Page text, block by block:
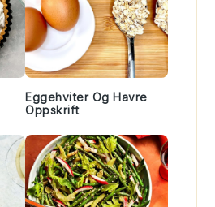
Eggehviter Og Havre
Oppskrift